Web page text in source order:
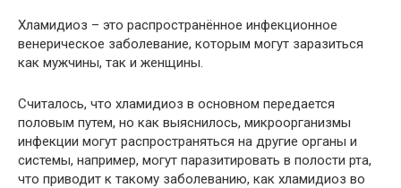
Хламидиоз – это распространённое инфекционное
венерическое заболевание, которым могут заразиться
как мужчины, так и женщины.
Считалось, что хламидиоз в основном передается
половым путем, но как выяснилось, микроорганизмы
инфекции могут распространяться на другие органы и
системы, например, могут паразитировать в полости рта,
что приводит к такому заболеванию, как хламидиоз во